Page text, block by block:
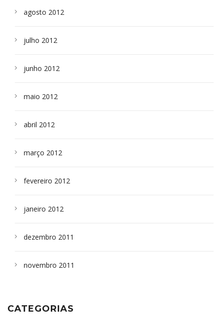
agosto 2012
julho 2012
junho 2012
maio 2012
abril 2012
março 2012
fevereiro 2012
janeiro 2012
dezembro 2011
novembro 2011
CATEGORIAS